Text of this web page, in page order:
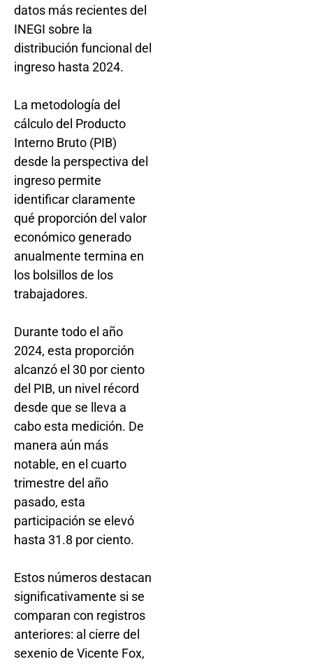
datos más recientes del
INEGI sobre la
distribución funcional del
ingreso hasta 2024.
La metodología del
cálculo del Producto
Interno Bruto (PIB)
desde la perspectiva del
ingreso permite
identificar claramente
qué proporción del valor
económico generado
anualmente termina en
los bolsillos de los
trabajadores.
Durante todo el año
2024, esta proporción
alcanzó el 30 por ciento
del PIB, un nivel récord
desde que se lleva a
cabo esta medición. De
manera aún más
notable, en el cuarto
trimestre del año
pasado, esta
participación se elevó
hasta 31.8 por ciento.
Estos números destacan
significativamente si se
comparan con registros
anteriores: al cierre del
sexenio de Vicente Fox,